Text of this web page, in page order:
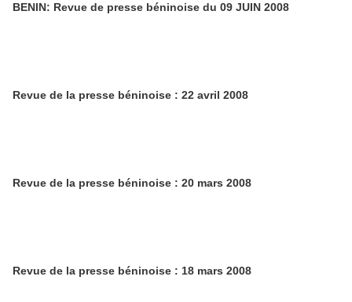
BENIN: Revue de presse béninoise du 09 JUIN 2008
Revue de la presse béninoise : 22 avril 2008
Revue de la presse béninoise : 20 mars 2008
Revue de la presse béninoise : 18 mars 2008